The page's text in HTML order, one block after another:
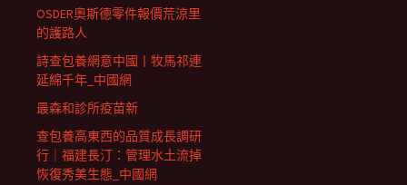
OSDER奧斯德零件報價荒涼里
的護路人
詩查包養網意中國丨牧馬祁連
延綿千年_中國網
最森和診所疫苗新
查包養高東西的品質成長調研
行｜福建長汀：管理水土流掉
恢復秀美生態_中國網